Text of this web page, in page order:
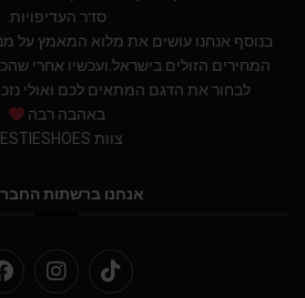
סדר העדיפויות.
בנוסף אנחנו עושים את מלוא המאמץ על
המחירים הזולים בישראל.ועכשיו אחרי
לבחור את הדגם המתאים לכם ואולי
באהבה רבה
צוות BESTIESHOES
אנחנו ברשתות